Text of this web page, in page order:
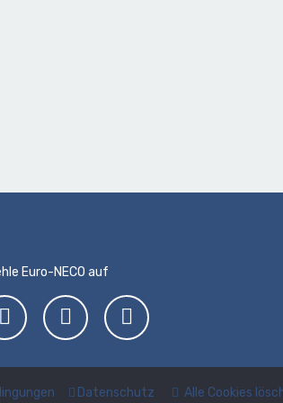
Euro-NECO auf
Alle Cookies
Datenschutz